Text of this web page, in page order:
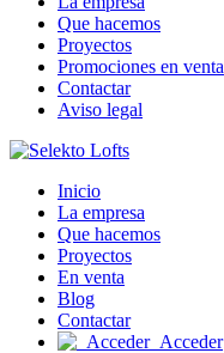
Que hacemos
Proyectos
Promociones en venta
Contactar
Aviso legal
Inicio
La empresa
Que hacemos
Proyectos
En venta
Blog
Contactar
Acceder